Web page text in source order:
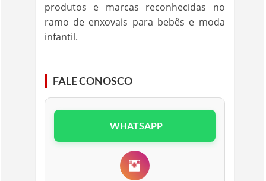
produtos e marcas reconhecidas no
ramo de enxovais para bebês e moda
infantil.
FALE CONOSCO
WHATSAPP